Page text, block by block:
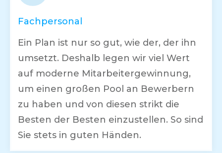
Fachpersonal
Ein Plan ist nur so gut, wie der, der ihn
umsetzt. Deshalb legen wir viel Wert
auf moderne Mitarbeitergewinnung,
um einen großen Pool an Bewerbern
zu haben und von diesen strikt die
Besten der Besten einzustellen. So sind
Sie stets in guten Händen.